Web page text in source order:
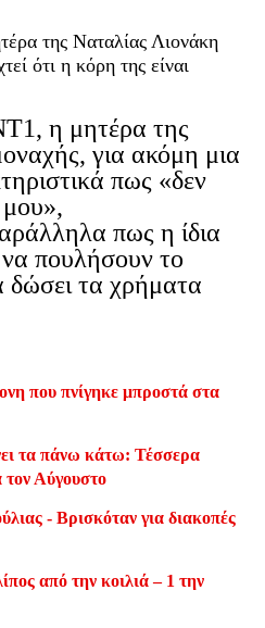
της Ναταλίας Λιονάκη
ότι η κόρη της είναι
η μητέρα της
για ακόμη μια
πως «δεν
μου»,
πως η ίδια
πουλήσουν το
δώσει τα χρήματα
που πνίγηκε μπροστά στα
τα πάνω κάτω: Τέσσερα
τον Αύγουστο
- Βρισκόταν για διακοπές
από την κοιλιά – 1 την